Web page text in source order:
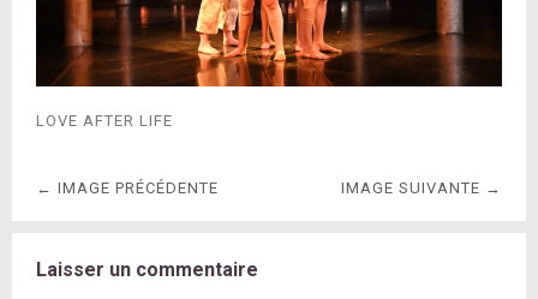
LOVE AFTER LIFE
← IMAGE PRÉCÉDENTE IMAGE SUIVANTE →
Laisser un commentaire